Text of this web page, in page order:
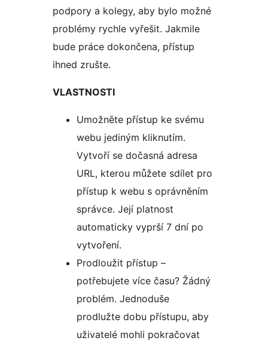
podpory a kolegy, aby bylo možné
problémy rychle vyřešit. Jakmile
bude práce dokončena, přístup
ihned zrušte.
VLASTNOSTI
Umožněte přístup ke svému
webu jediným kliknutím.
Vytvoří se dočasná adresa
URL, kterou můžete sdílet pro
přístup k webu s oprávněním
správce. Její platnost
automaticky vyprší 7 dní po
vytvoření.
Prodloužit přístup –
potřebujete více času? Žádný
problém. Jednoduše
prodlužte dobu přístupu, aby
uživatelé mohli pokračovat